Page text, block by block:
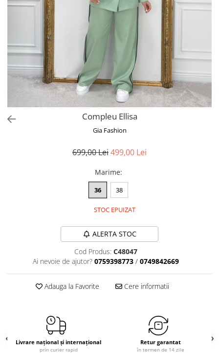
Blanuri
Veste
Paltoane
Sacouri
Traditional
Compleu Ellisa
Gia Fashion
699,00 Lei499,00 Lei
Marime:
36 38
STOC EPUIZAT
ALERTA STOC
Cod Produs: C48047
Ai nevoie de ajutor? 0759398773 / 0749842669
Adauga la Favorite Cere informatii
Livrare național și internațional
prin curier rapid
Retur garantat
în termen de 14 zile